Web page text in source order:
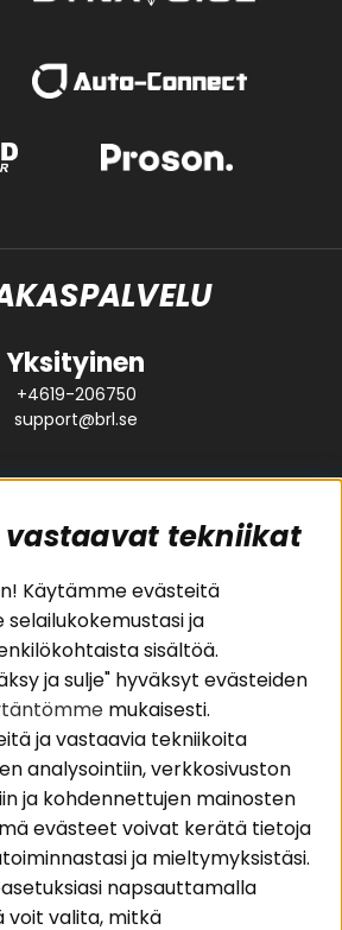
Yksityinen
+4619-206750
support@brl.se
Asiakaspalvelu
Evästeet
Huolto- ja
takuutiedot
Ostoehdot
Palautus
Tietosuojapolitiikka
Seuraa meitä
Instagram
vastaavat tekniikat
Käytämme evästeitä
ja
sisältöä.
ja sulje" hyväksyt evästeiden
mukaisesti.
ja vastaavia tekniikoita
analysointiin, verkkosivuston
ja kohdennettujen mainosten
evästeet voivat kerätä tietoja
ja mieltymyksistäsi.
napsauttamalla
voit valita, mitkä